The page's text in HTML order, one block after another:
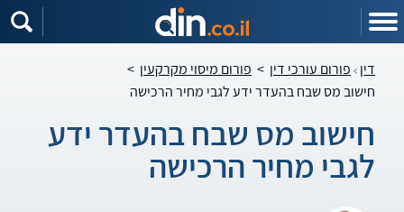
דין פורום עורכי דין > פורום מיסוי מקרקעין >
חישוב מס שבח בהעדר ידע לגבי מחיר הרכישה
חישוב מס שבח בהעדר ידע
לגבי מחיר הרכישה